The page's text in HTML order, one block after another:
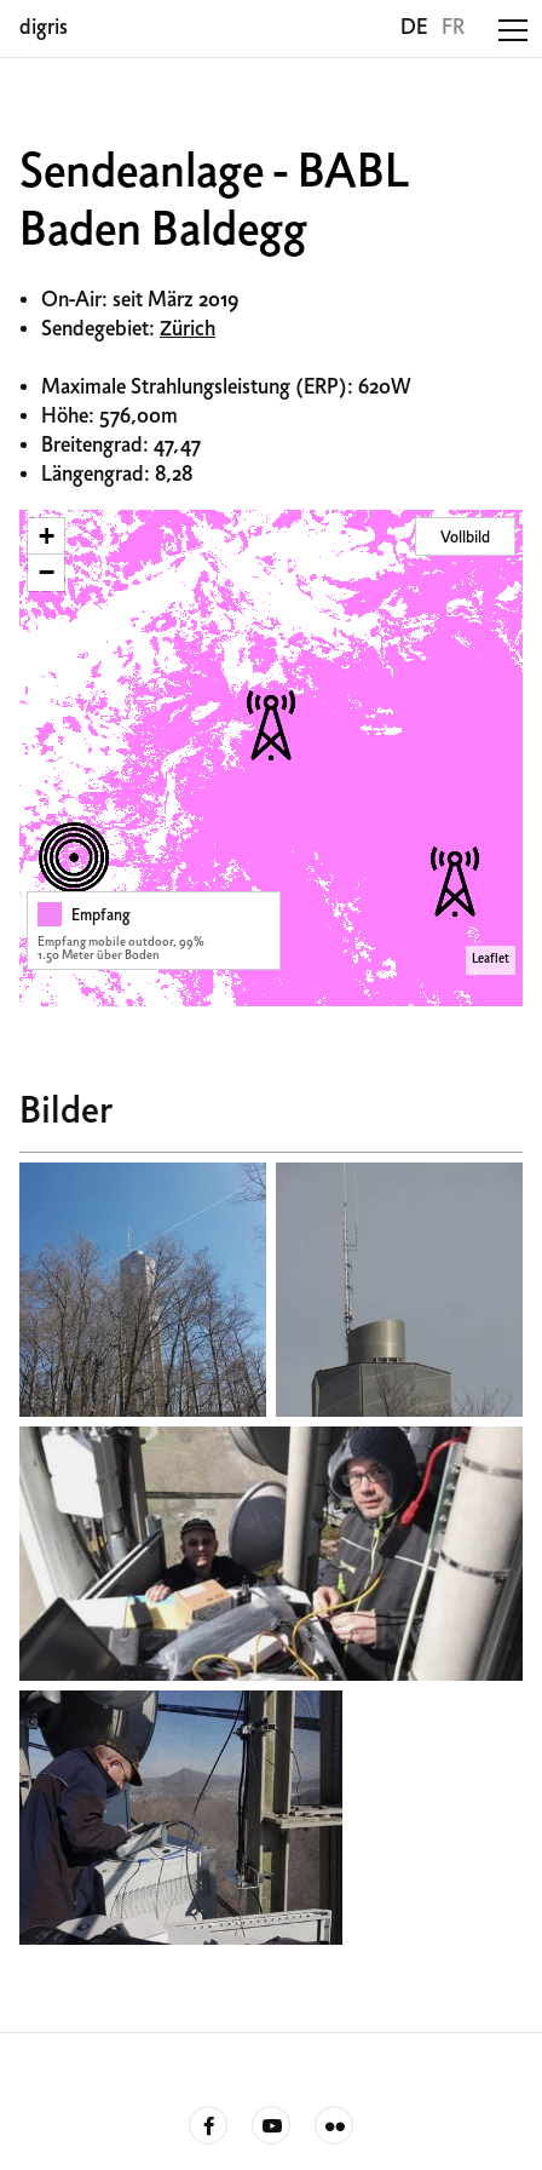
digris DE FR
Sendeanlage - BABL
Baden Baldegg
On-Air: seit März 2019
Sendegebiet: Zürich
Maximale Strahlungsleistung (ERP): 620W
Höhe: 576,00m
Breitengrad: 47,47
Längengrad: 8,28
+
−
Leaflet
Vollbild
Empfang
Empfang mobile outdoor, 99%
1.50 Meter über Boden
Bilder